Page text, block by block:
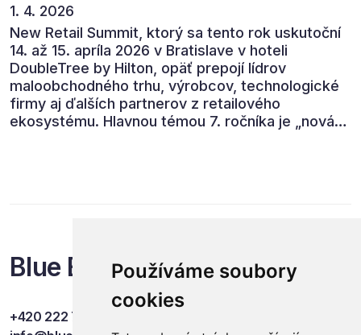
Používáme soubory
cookies
1. 4. 2026
New Retail Summit, ktorý sa tento rok uskutoční
14. až 15. apríla 2026 v Bratislave v hoteli
DoubleTree by Hilton, opäť prepojí lídrov
maloobchodného trhu, výrobcov, technologické
firmy aj ďalších partnerov z retailového
ekosystému. Hlavnou témou 7. ročníka je „nová
Blue Events
+420 222 749 841